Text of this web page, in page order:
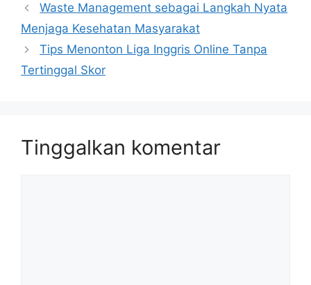
Waste Management sebagai Langkah Nyata
Menjaga Kesehatan Masyarakat
Tips Menonton Liga Inggris Online Tanpa
Tertinggal Skor
Tinggalkan komentar